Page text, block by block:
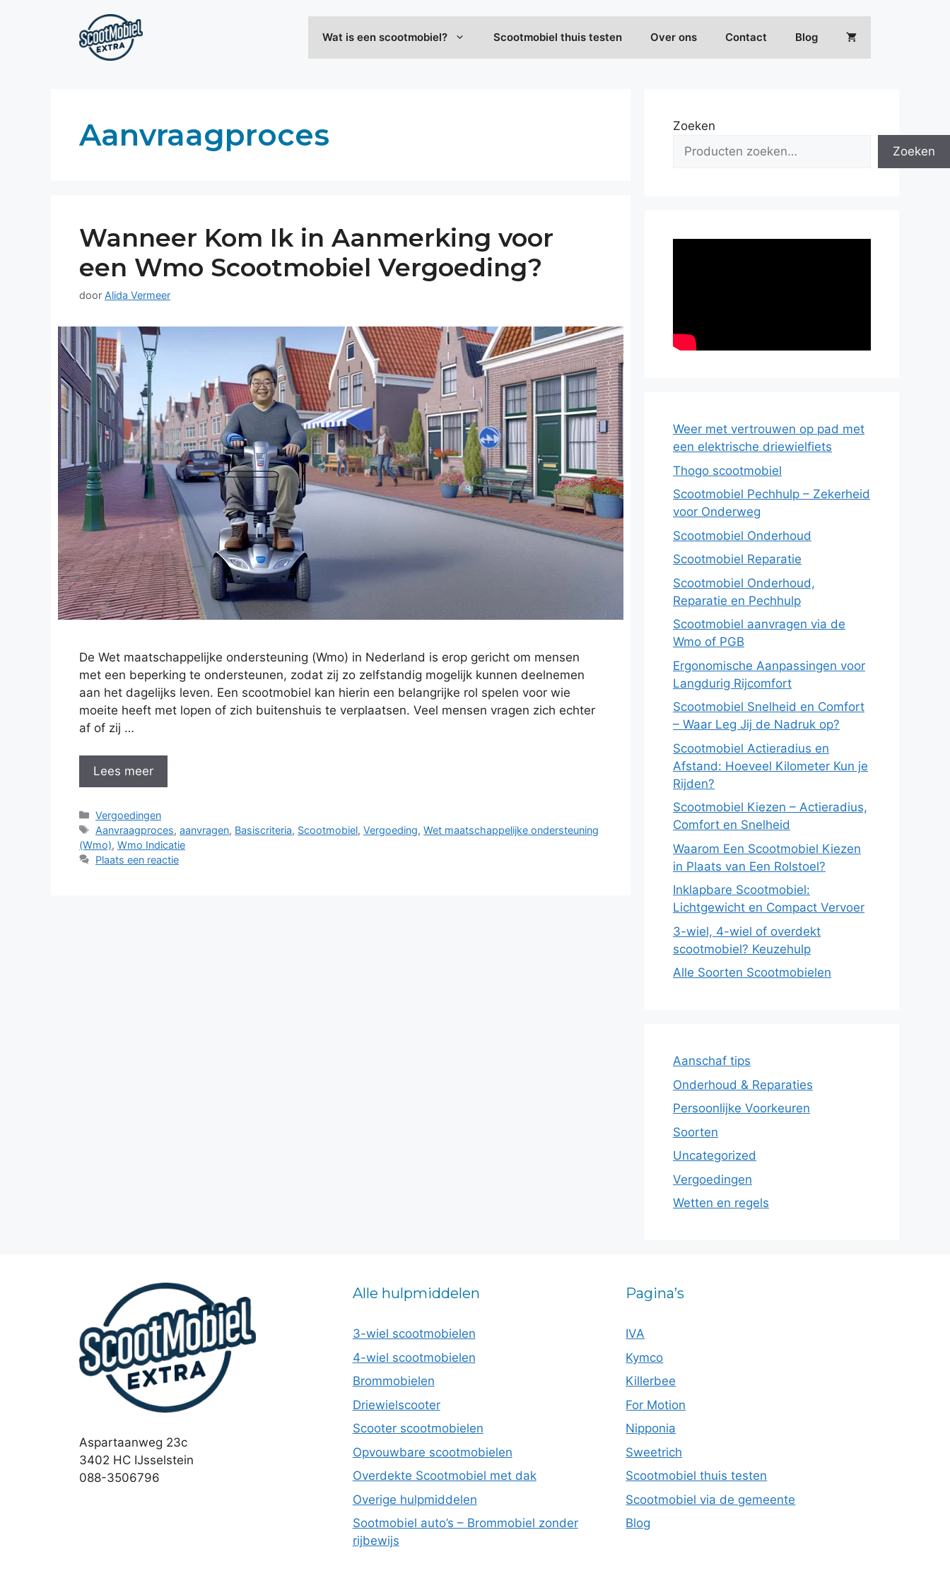
Wat is een scootmobiel? Scootmobiel thuis testen Over ons Contact Blog
Aanvraagproces
Wanneer Kom Ik in Aanmerking voor
een Wmo Scootmobiel Vergoeding?
door Alida Vermeer
De Wet maatschappelijke ondersteuning (Wmo) in Nederland is erop gericht om mensen
met een beperking te ondersteunen, zodat zij zo zelfstandig mogelijk kunnen deelnemen
aan het dagelijks leven. Een scootmobiel kan hierin een belangrijke rol spelen voor wie
moeite heeft met lopen of zich buitenshuis te verplaatsen. Veel mensen vragen zich echter
af of zij …
Lees meer
Categorieën
Vergoedingen
Tags
Aanvraagproces,aanvragen, Basiscriteria, Scootmobiel,Vergoeding,Wet maatschappelijke ondersteuning
(Wmo), Wmo Indicatie
Plaats een reactie
Zoeken
Zoeken
Weer met vertrouwen op pad met
een elektrische driewielfiets
Thogo scootmobiel
Scootmobiel Pechhulp – Zekerheid
voor Onderweg
Scootmobiel Onderhoud
Scootmobiel Reparatie
Scootmobiel Onderhoud,
Reparatie en Pechhulp
Scootmobiel aanvragen via de
Wmo of PGB
Ergonomische Aanpassingen voor
Langdurig Rijcomfort
Scootmobiel Snelheid en Comfort
– Waar Leg Jij de Nadruk op?
Scootmobiel Actieradius en
Afstand: Hoeveel Kilometer Kun je
Rijden?
Scootmobiel Kiezen – Actieradius,
Comfort en Snelheid
Waarom Een Scootmobiel Kiezen
in Plaats van Een Rolstoel?
Inklapbare Scootmobiel:
Lichtgewicht en Compact Vervoer
3-wiel, 4-wiel of overdekt
scootmobiel? Keuzehulp
Alle Soorten Scootmobielen
Aanschaf tips
Onderhoud & Reparaties
Persoonlijke Voorkeuren
Soorten
Uncategorized
Vergoedingen
Wetten en regels
Aspartaanweg 23c
3402 HC IJsselstein
088-3506796
Alle hulpmiddelen
3-wiel scootmobielen
4-wiel scootmobielen
Brommobielen
Driewielscooter
Scooter scootmobielen
Opvouwbare scootmobielen
Overdekte Scootmobiel met dak
Overige hulpmiddelen
Sootmobiel auto’s – Brommobiel zonder
rijbewijs
Pagina’s
IVA
Kymco
Killerbee
For Motion
Nipponia
Sweetrich
Scootmobiel thuis testen
Scootmobiel via de gemeente
Blog